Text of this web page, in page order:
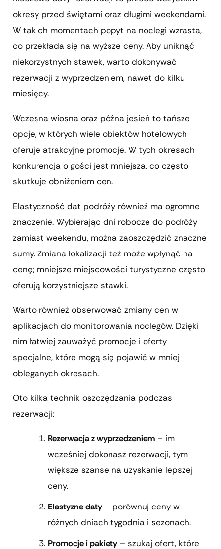
okresy przed świętami oraz długimi weekendami.
W takich momentach popyt na noclegi wzrasta,
co przekłada się na wyższe ceny. Aby uniknąć
niekorzystnych stawek, warto dokonywać
rezerwacji z wyprzedzeniem, nawet do kilku
miesięcy.
Wczesna wiosna oraz późna jesień to tańsze
opcje, w których wiele obiektów hotelowych
oferuje atrakcyjne promocje. W tych okresach
konkurencja o gości jest mniejsza, co często
skutkuje obniżeniem cen.
Elastyczność dat podróży również ma ogromne
znaczenie. Wybierając dni robocze do podróży
zamiast weekendu, można zaoszczędzić znaczne
sumy. Zmiana lokalizacji też może wpłynąć na
cenę; mniejsze miejscowości turystyczne często
oferują korzystniejsze stawki.
Warto również obserwować zmiany cen w
aplikacjach do monitorowania noclegów. Dzięki
nim łatwiej zauważyć promocje i oferty
specjalne, które mogą się pojawić w mniej
obleganych okresach.
Oto kilka technik oszczędzania podczas
rezerwacji:
Rezerwacja z wyprzedzeniem – im
wcześniej dokonasz rezerwacji, tym
większe szanse na uzyskanie lepszej
ceny.
Elastyzne daty – porównuj ceny w
różnych dniach tygodnia i sezonach.
Promocje i pakiety – szukaj ofert, które